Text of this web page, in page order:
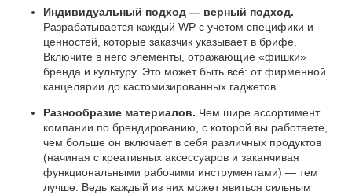
Индивидуальный подход — верный подход.
Разрабатывается каждый WP с учетом специфики и
ценностей, которые заказчик указывает в брифе.
Включите в него элементы, отражающие «фишки»
бренда и культуру. Это может быть всё: от фирменной
канцелярии до кастомизированных гаджетов.
Разнообразие материалов. Чем шире ассортимент
компании по брендированию, с которой вы работаете,
чем больше он включает в себя различных продуктов
(начиная с креативных аксессуаров и заканчивая
функциональными рабочими инструментами) — тем
лучше. Ведь каждый из них может явиться сильным